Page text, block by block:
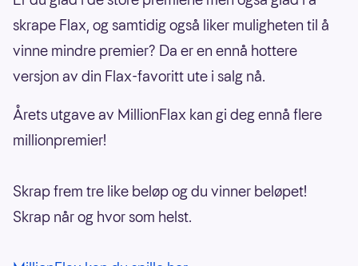
skrape Flax, og samtidig også liker muligheten til å
vinne mindre premier? Da er en ennå hottere
versjon av din Flax-favoritt ute i salg nå.
Årets utgave av MillionFlax kan gi deg ennå flere
millionpremier!
Skrap frem tre like beløp og du vinner beløpet!
Skrap når og hvor som helst.